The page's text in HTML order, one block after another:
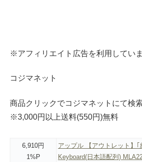
※アフィリエイト広告を利用してい
コジマネット
商品クリックでコジマネットにて検
※3,000円以上送料(550円)無料
6,910円
1%P
アップル 【アウトレット】｢
Keyboard(日本語配列)